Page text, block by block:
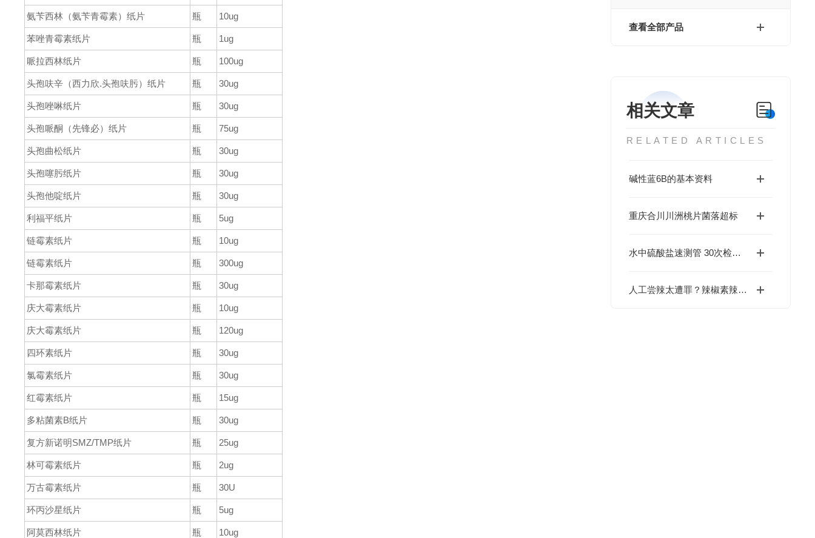
查看全部产品
相关文章
RELATED ARTICLES
碱性蓝6B的基本资料
重庆合川川洲桃片菌落超标
水中硫酸盐速测管 30次检测用量
人工尝辣太遭罪？辣椒素辣度检测仪科学量化辣度值
氨苄西林 （氨苄青霉素）纸片 瓶 10ug
苯唑青霉素纸片 瓶 1ug
哌拉西林纸片 瓶 100ug
头孢呋辛 （西力欣.头孢呋肟）纸片 瓶 30ug
头孢唑啉纸片 瓶 30ug
头孢哌酮 （先锋必）纸片 瓶 75ug
头孢曲松纸片 瓶 30ug
头孢噻肟纸片 瓶 30ug
头孢他啶纸片 瓶 30ug
利福平纸片 瓶 5ug
链霉素纸片 瓶 10ug
链霉素纸片 瓶 300ug
卡那霉素纸片 瓶 30ug
庆大霉素纸片 瓶 10ug
庆大霉素纸片 瓶 120ug
四环素纸片 瓶 30ug
氯霉素纸片 瓶 30ug
红霉素纸片 瓶 15ug
多粘菌素B纸片 瓶 30ug
复方新诺明SMZ/TMP纸片 瓶 25ug
林可霉素纸片 瓶 2ug
万古霉素纸片 瓶 30U
环丙沙星纸片 瓶 5ug
阿莫西林纸片 瓶 10ug